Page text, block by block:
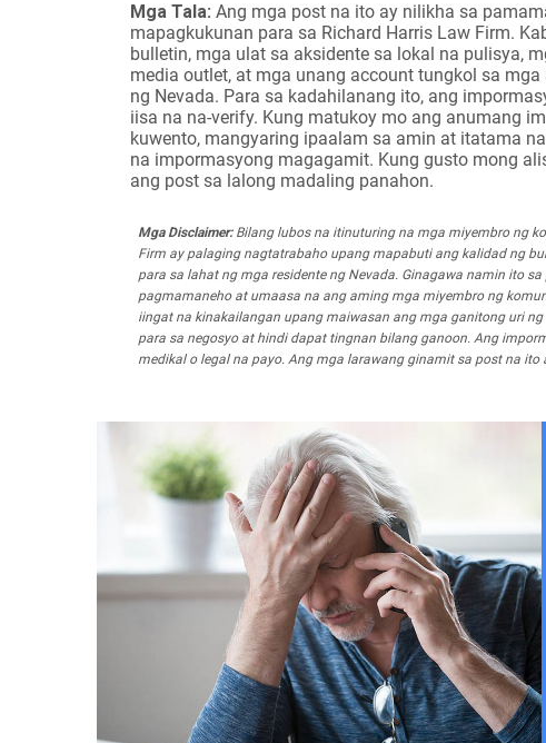
Mga Tala: Ang mga post na ito ay nilikha sa
mapagkukunan para sa Richard Harris Law Firm.
bulletin, mga ulat sa aksidente sa lokal na pulisya,
media outlet, at mga unang account tungkol sa
ng Nevada. Para sa kadahilanang ito, ang
iisa na na-verify. Kung matukoy mo ang anumang
kuwento, mangyaring ipaalam sa amin at itatama
na impormasyong magagamit. Kung gusto mong
ang post sa lalong madaling panahon.
Mga Disclaimer:Bilang lubos na itinuturing na mga miyembro ng
Firm ay palaging nagtatrabaho upang mapabuti ang kalidad ng
para sa lahat ng mga residente ng Nevada. Ginagawa namin ito
pagmamaneho at umaasa na ang aming mga miyembro ng
iingat na kinakailangan upang maiwasan ang mga ganitong uri
para sa negosyo at hindi dapat tingnan bilang ganoon. Ang
medikal o legal na payo. Ang mga larawang ginamit sa post na